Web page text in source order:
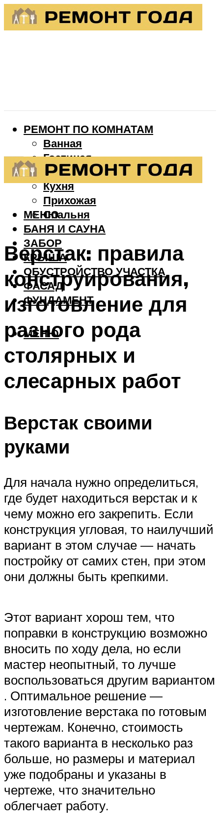
РЕМОНТ ПО КОМНАТАМ
Ванная
Гостиная
Детская
Кухня
Прихожая
Спальня
БАНЯ И САУНА
ЗАБОР
КРЫША
ОБУСТРОЙСТВО УЧАСТКА
ФАСАД
ФУНДАМЕНТ
МЕНЮ
МЕНЮ
Верстак: правила
конструирования,
изготовление для
разного рода
столярных и
слесарных работ
Верстак своими
руками
Для начала нужно определиться,
где будет находиться верстак и к
чему можно его закрепить. Если
конструкция угловая, то наилучший
вариант в этом случае — начать
постройку от самих стен, при этом
они должны быть крепкими.
Этот вариант хорош тем, что
поправки в конструкцию возможно
вносить по ходу дела, но если
мастер неопытный, то лучше
воспользоваться другим вариантом
. Оптимальное решение —
изготовление верстака по готовым
чертежам. Конечно, стоимость
такого варианта в несколько раз
больше, но размеры и материал
уже подобраны и указаны в
чертеже, что значительно
облегчает работу.